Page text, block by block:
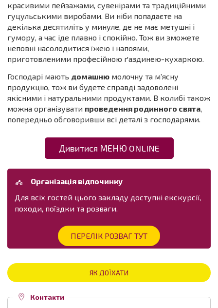
красивими пейзажами, сувенірами та традиційними
гуцульськими виробами. Ви ніби попадаєте на
декілька десятиліть у минуле, де не має метушні і
гумору, а час іде плавно і спокійно. Тож ви зможете
неповні насолодитися їжею і напоями,
приготовленими професійною ґаздинею-кухаркою.
Господарі мають домашню молочну та м’ясну
продукцію, тож ви будете справді задоволені
якісними і натуральними продуктами. В колибі також
можна організувати проведення родинного свята,
попередньо обговоривши всі деталі з господарями.
Дивитися МЕНЮ ONLINE
Організація відпочинку
Для всіх гостей цього закладу доступні екскурсії,
походи, поїздки та розваги.
ПЕРЕЛІК РОЗВАГ ТУТ
ЯК ДОЇХАТИ
Контакти